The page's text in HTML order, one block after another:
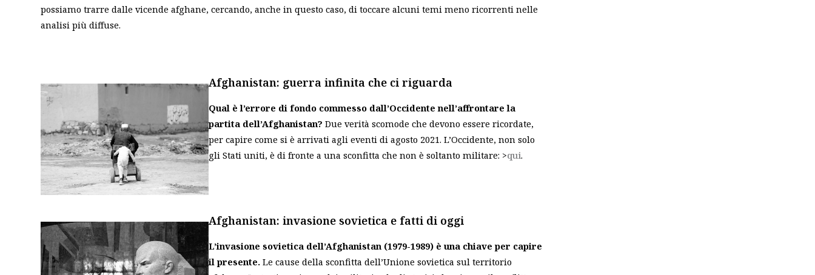
possiamo trarre dalle vicende afghane, cercando, anche in questo caso, di toccare alcuni temi meno ricorrenti nelle
analisi più diffuse.
Afghanistan: guerra infinita che ci riguarda
Qual è l’errore di fondo commesso dall’Occidente nell’affrontare la
partita dell’Afghanistan? Due verità scomode che devono essere ricordate,
per capire come si è arrivati agli eventi di agosto 2021. L’Occidente, non solo
gli Stati uniti, è di fronte a una sconfitta che non è soltanto militare: >qui.
Afghanistan: invasione sovietica e fatti di oggi
L’invasione sovietica dell’Afghanistan (1979-1989) è una chiave per capire
il presente. Le cause della sconfitta dell’Unione sovietica sul territorio